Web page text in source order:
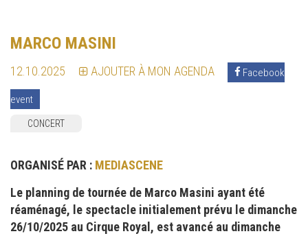
MARCO MASINI
12.10.2025 AJOUTER À MON AGENDA Facebook
event
CONCERT
ORGANISÉ PAR : MEDIASCENE
Le planning de tournée de Marco Masini ayant été
réaménagé, le spectacle initialement prévu le dimanche
26/10/2025 au Cirque Royal, est avancé au dimanche